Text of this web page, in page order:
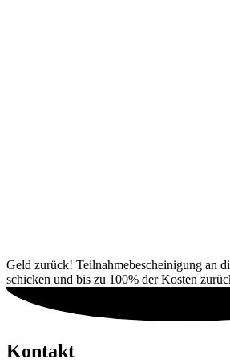
Geld zurück! Teilnahmebescheinigung an
schicken und bis zu 100% der Kosten
Kontakt